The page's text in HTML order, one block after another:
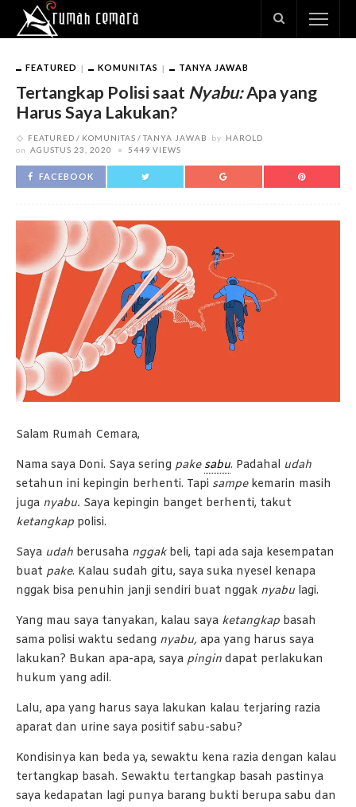
FEATURED KOMUNITAS TANYA JAWAB
Tertangkap Polisi saat Nyabu:Apa yang
Harus Saya Lakukan?
FEATURED KOMUNITAS TANYA JAWAB by HAROLD
on AGUSTUS 23, 2020 5449 VIEWS
FACEBOOK
Salam Rumah Cemara,
Nama saya Doni. Saya sering pake sabu. Padahal udah
setahun ini kepingin berhenti. Tapi sampekemarin masih
juga nyabu. Saya kepingin banget berhenti, takut
ketangkap polisi.
Saya udah berusaha nggakbeli, tapi ada saja kesempatan
buat pake. Kalau sudah gitu, saya suka nyesel kenapa
nggak bisa penuhin janji sendiri buat nggak nyabu lagi.
Yang mau saya tanyakan, kalau saya ketangkap basah
sama polisi waktu sedang nyabu, apa yang harus saya
lakukan? Bukan apa-apa, saya pingin dapat perlakukan
hukum yang adil.
Lalu, apa yang harus saya lakukan kalau terjaring razia
aparat dan urine saya positif sabu-sabu?
Kondisinya kan beda ya, sewaktu kena razia dengan kalau
tertangkap basah. Sewaktu tertangkap basah pastinya
saya kedapatan lagi punya barang bukti berupa sabu dan